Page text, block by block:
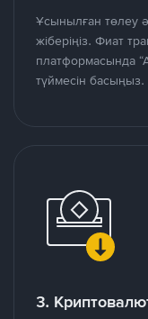
Ұсынылған төлеу
жіберіңіз. Фиат
платформасында
түймесін басыңыз.
3.